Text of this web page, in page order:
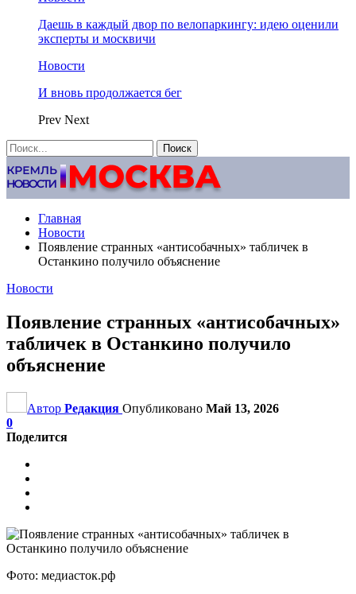
Даешь в каждый двор по велопаркингу: идею оценили
эксперты и москвичи
Новости
И вновь продолжается бег
Prev Next
Главная
Новости
Появление странных «антисобачных» табличек в
Останкино получило объяснение
Новости
Появление странных «антисобачных»
табличек в Останкино получило
объяснение
Автор Редакция Опубликовано Май 13, 2026
0
Поделится
Фото: медиасток.рф